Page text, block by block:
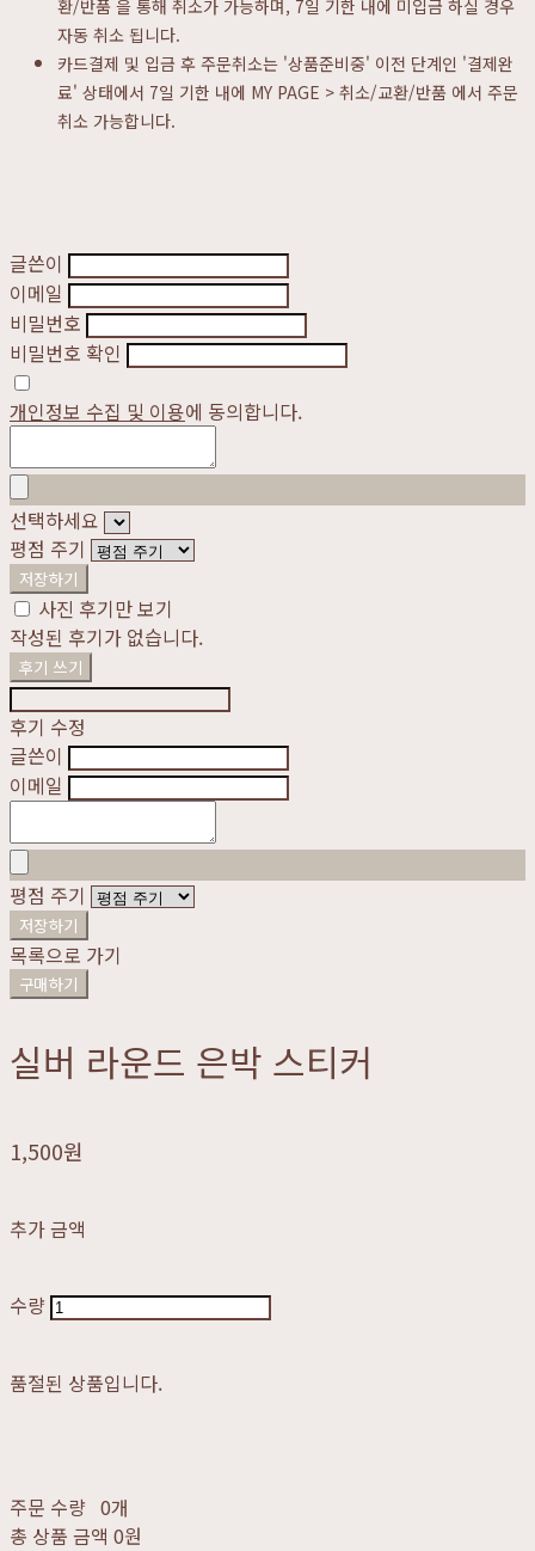
환/반품 을 통해 취소가 가능하며, 7일 기한 내에 미입금 하실 경우
자동 취소 됩니다.
카드결제 및 입금 후 주문취소는 '상품준비중' 이전 단계인 '결제완
료' 상태에서 7일 기한 내에 MY PAGE > 취소/교환/반품 에서 주문
취소 가능합니다.
글쓴이
이메일
비밀번호
비밀번호 확인
개인정보 수집 및 이용에 동의합니다.
선택하세요
평점 주기
저장하기
사진 후기만 보기
작성된 후기가 없습니다.
후기 쓰기
후기 수정
글쓴이
이메일
평점 주기
저장하기
목록으로 가기
구매하기
실버 라운드 은박 스티커
1,500원
추가 금액
수량
품절된 상품입니다.
주문 수량 0개
총 상품 금액 0원